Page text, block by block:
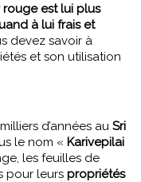
rouge est lui plus
à lui frais et
devez savoir à
et son utilisation
d’années au Sri
le nom « Karivepilai
les feuilles de
pour leurs propriétés